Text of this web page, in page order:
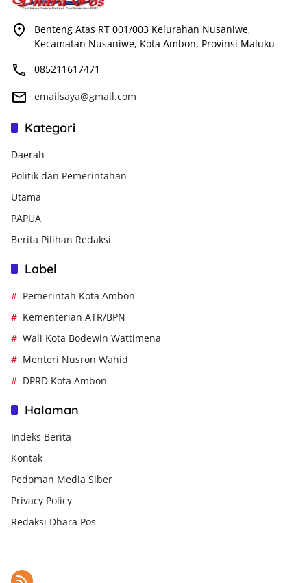
Benteng Atas RT 001/003 Kelurahan Nusaniwe,
Kecamatan Nusaniwe, Kota Ambon, Provinsi Maluku
085211617471
emailsaya@gmail.com
Kategori
Daerah
Politik dan Pemerintahan
Utama
PAPUA
Berita Pilihan Redaksi
Label
Pemerintah Kota Ambon
Kementerian ATR/BPN
Wali Kota Bodewin Wattimena
Menteri Nusron Wahid
DPRD Kota Ambon
Halaman
Indeks Berita
Kontak
Pedoman Media Siber
Privacy Policy
Redaksi Dhara Pos